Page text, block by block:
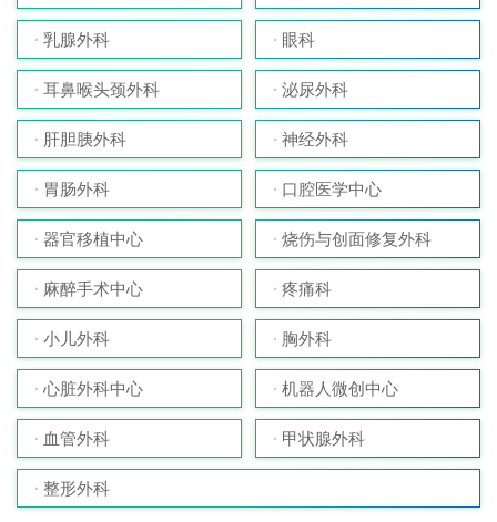
乳腺外科 眼科
耳鼻喉头颈外科 泌尿外科
肝胆胰外科 神经外科
胃肠外科 口腔医学中心
器官移植中心 烧伤与创面修复外科
麻醉手术中心 疼痛科
小儿外科 胸外科
心脏外科中心 机器人微创中心
血管外科 甲状腺外科
整形外科